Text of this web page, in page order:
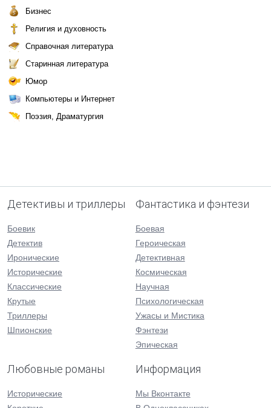
Бизнес
Религия и духовность
Справочная литература
Старинная литература
Юмор
Компьютеры и Интернет
Поэзия, Драматургия
Детективы и триллеры
Боевик
Детектив
Иронические
Исторические
Классические
Крутые
Триллеры
Шпионские
Фантастика и фэнтези
Боевая
Героическая
Детективная
Космическая
Научная
Психологическая
Ужасы и Мистика
Фэнтези
Эпическая
Любовные романы
Исторические
Информация
Мы Вконтакте